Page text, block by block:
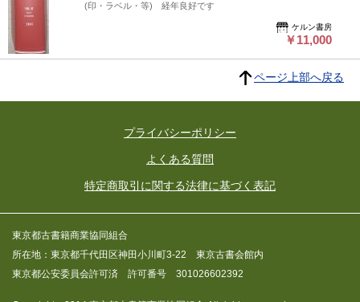
(印・ラベル・等) 経年良好です
ケルン書房
￥11,000
ページ上部へ戻る
プライバシーポリシー
よくある質問
特定商取引に関する法律に基づく表記
東京都古書籍商業協同組合
所在地：東京都千代田区神田小川町3-22 東京古書会館内
東京都公安委員会許可済 許可番号 301026602392